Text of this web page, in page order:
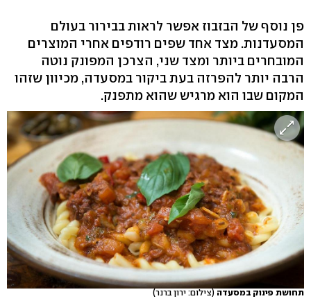
פן נוסף של הבזבוז אפשר לראות בבירור בעולם
המסעדנות. מצד אחד שפים רודפים אחרי המוצרים
המובחרים ביותר ומצד שני, הצרכן המפונק נוטה
הרבה יותר להפרזה בעת ביקור במסעדה, מכיוון שזהו
המקום שבו הוא מרגיש שהוא מתפנק.
תחושת פינוק במסעדה (צילום: ירון ברנר)